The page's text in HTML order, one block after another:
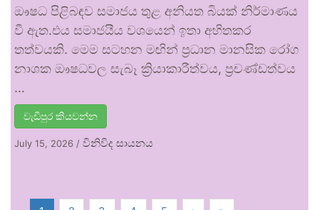
ඖෂධ පිළිබඳව සමාජය තුළ අනියත බියක් නිර්මාණය
වී ඇත.එය සමාජයීය වශයෙන් ඉතා අහිතකර
තත්වයකි. මෙම සටහන මඟින් ප්‍රධාන මානසික රෝග
නාශක ඖෂධවල සැබෑ ක්‍රියාකාරීත්වය, ප්‍රචණ්ඩත්වය
…
වැඩිපුර කියවන්න
July 15, 2026 / විනිවිද සායනය